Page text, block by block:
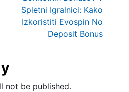
Spletni Igralnici: Kako
Izkoristiti Evospin No
Deposit Bonus
not be published.